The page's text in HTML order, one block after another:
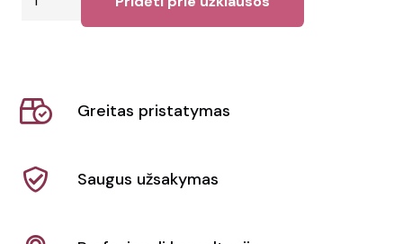
Greitas pristatymas
Saugus užsakymas